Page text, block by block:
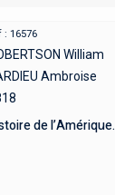
: 16576
William
Ambroise
de